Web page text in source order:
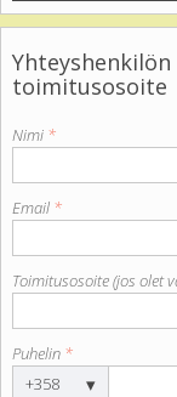
toimitusosoite
Nimi *
Email *
Toimitusosoite (jos olet
Puhelin *
+358
▾